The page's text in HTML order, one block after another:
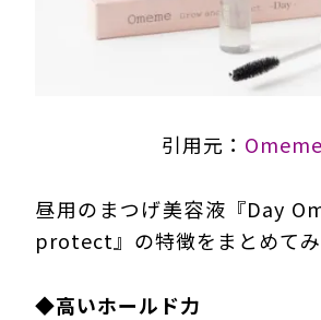
引用元：
昼用のまつげ美容液『Day
protect』の特徴をまとめてみ
◆高いホールド力